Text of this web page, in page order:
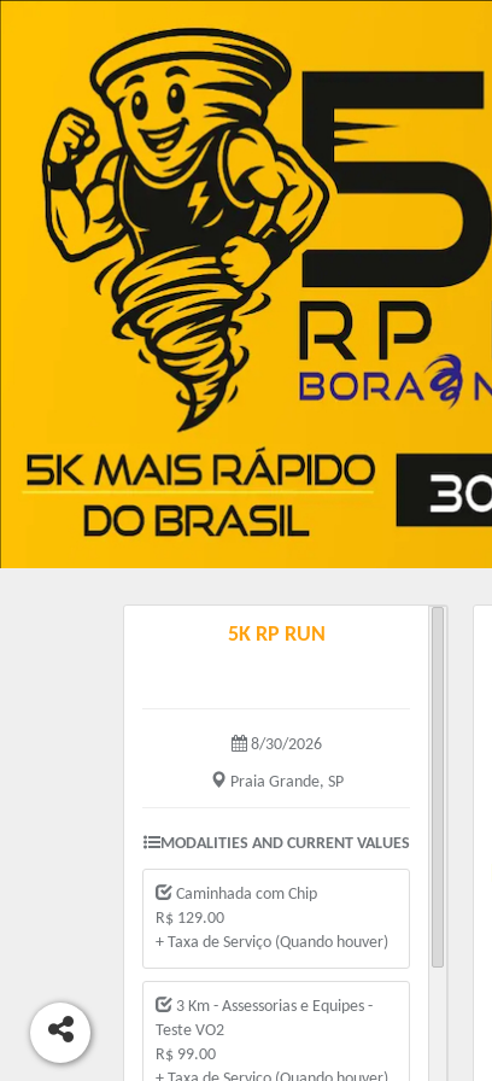
5K RP RUN
8/30/2026
Praia Grande, SP
MODALITIES AND CURRENT VALUES
Caminhada com Chip
R$ 129.00
+ Taxa de Serviço (Quando houver)
3 Km - Assessorias e Equipes -
Teste VO2
R$ 99.00